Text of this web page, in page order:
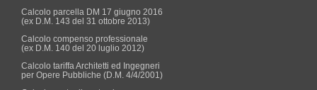
Calcolo parcella DM 17 giugno 2016
(ex D.M. 143 del 31 ottobre 2013)
Calcolo compenso professionale
(ex D.M. 140 del 20 luglio 2012)
Calcolo tariffa Architetti ed Ingegneri
per Opere Pubbliche (D.M. 4/4/2001)